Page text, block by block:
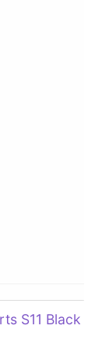
S11 Black